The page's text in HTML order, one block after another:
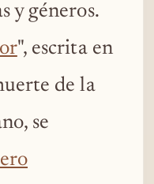
y géneros.
", escrita en
de la
se